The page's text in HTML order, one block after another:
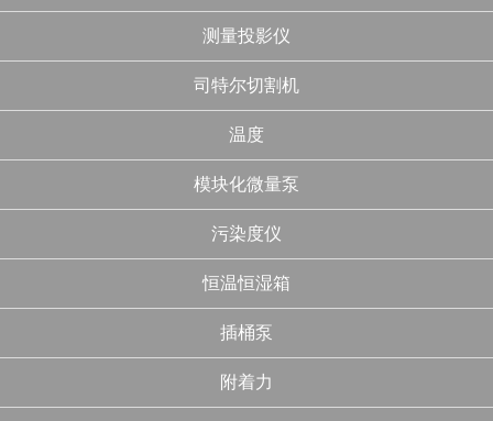
测量投影仪
司特尔切割机
温度
模块化微量泵
污染度仪
恒温恒湿箱
插桶泵
附着力